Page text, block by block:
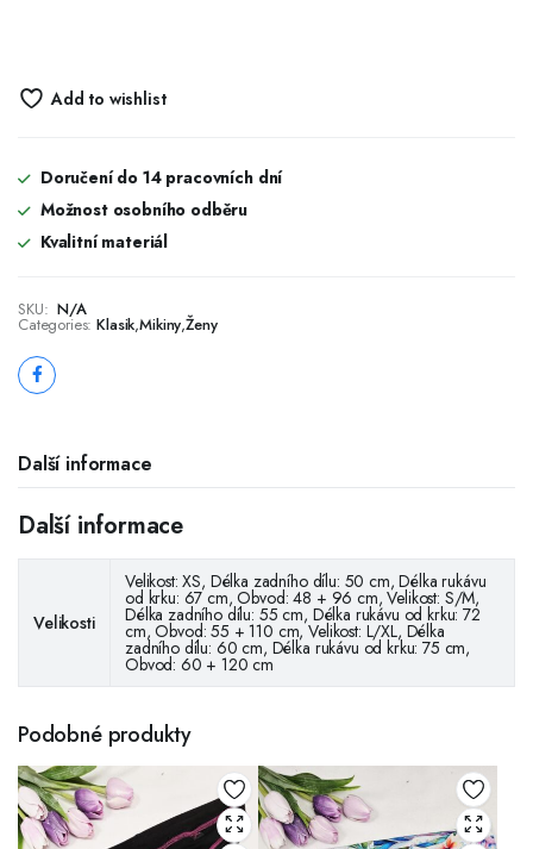
Add to wishlist
Doručení do 14 pracovních dní
Možnost osobního odběru
Kvalitní materiál
SKU: N/A
Categories: Klasik,Mikiny,Ženy
Další informace
Další informace
Velikosti
Velikost: XS, Délka zadního dílu: 50 cm, Délka rukávu
od krku: 67 cm, Obvod: 48 + 96 cm, Velikost: S/M,
Délka zadního dílu: 55 cm, Délka rukávu od krku: 72
cm, Obvod: 55 + 110 cm, Velikost: L/XL, Délka
zadního dílu: 60 cm, Délka rukávu od krku: 75 cm,
Obvod: 60 + 120 cm
Podobné produkty